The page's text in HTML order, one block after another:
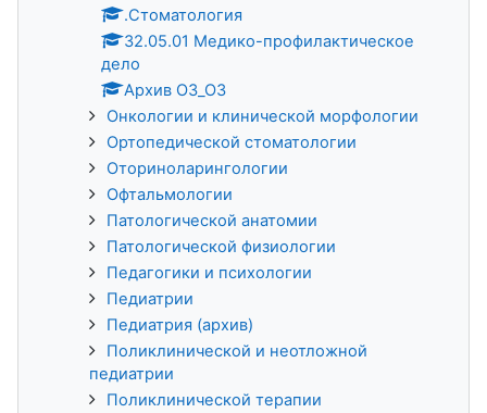
.Стоматология
32.05.01 Медико-профилактическое
дело
Архив ОЗ_ОЗ
Онкологии и клинической морфологии
Ортопедической стоматологии
Оториноларингологии
Офтальмологии
Патологической анатомии
Патологической физиологии
Педагогики и психологии
Педиатрии
Педиатрия (архив)
Поликлинической и неотложной
педиатрии
Поликлинической терапии